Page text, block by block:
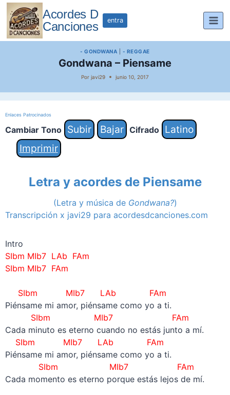
Saltar
contenido
Acordes D
Canciones
entra
- GONDWANA - REGGAE
Gondwana – Piensame
Por javi29 junio 10, 2017
Enlaces Patrocinados
Cambiar Tono Subir Bajar Cifrado
Latino
Imprimir
Letra y acordes de Piensame
(Letra y música deGondwana?)
Transcripción x javi29 para acordesdcanciones.com
Intro
SIbm MIb7 LAb FAm
SIbm MIb7 FAm
SIbm MIb7 LAb FAm
Piénsame mi amor, piénsame como yo a ti.
SIbm MIb7 FAm
Cada minuto es eterno cuando no estás junto a mí.
SIbm MIb7 LAb FAm
Piénsame mi amor, piénsame como yo a ti.
SIbm MIb7 FAm
Cada momento es eterno porque estás lejos de mí.